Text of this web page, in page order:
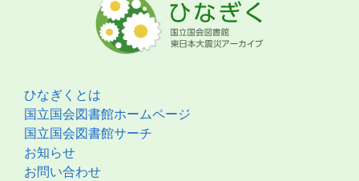
ひなぎくとは
国立国会図書館ホームページ
国立国会図書館サーチ
お知らせ
お問い合わせ